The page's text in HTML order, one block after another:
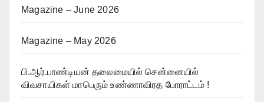
Magazine – June 2026
Magazine – May 2026
பி.ஆர்.பாண்டியன் தலைமையில் சென்னையில்
விவசாயிகள் மாபெரும் உண்ணாவிரத போராட்டம் !